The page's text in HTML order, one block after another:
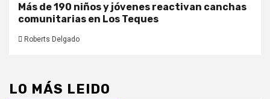
Más de 190 niños y jóvenes reactivan canchas
comunitarias en Los Teques
Roberts Delgado
LO MÁS LEIDO